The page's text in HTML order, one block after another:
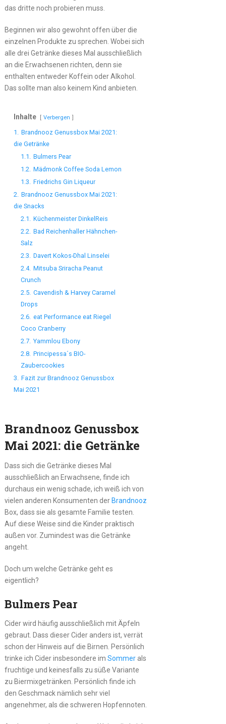
das dritte noch probieren muss.
Beginnen wir also gewohnt offen über die
einzelnen Produkte zu sprechen. Wobei sich
alle drei Getränke dieses Mal ausschließlich
an die Erwachsenen richten, denn sie
enthalten entweder Koffein oder Alkohol.
Das sollte man also keinem Kind anbieten.
Inhalte Verbergen
1.
Brandnooz Genussbox Mai 2021:
die Getränke
1.1.
Bulmers Pear
1.2. Mädmonk Coffee Soda Lemon
1.3. Friedrichs Gin Liqueur
2. Brandnooz Genussbox Mai 2021:
die Snacks
2.1.
Küchenmeister DinkelReis
2.2. Bad Reichenhaller Hähnchen-
Salz
2.3. Davert Kokos-Dhal Linselei
2.4. Mitsuba Sriracha Peanut
Crunch
2.5. Cavendish & Harvey Caramel
Drops
2.6. eat Performance eat Riegel
Coco Cranberry
2.7. Yammlou Ebony
2.8. Principessa´s BIO-
Zaubercookies
3. Fazit zur Brandnooz Genussbox
Mai 2021
Brandnooz Genussbox
Mai 2021: die Getränke
Dass sich die Getränke dieses Mal
ausschließlich an Erwachsene, finde ich
durchaus ein wenig schade, ich weiß ich von
vielen anderen Konsumenten derBrandnooz
Box, dass sie als gesamte Familie testen.
Auf diese Weise sind die Kinder praktisch
außen vor. Zumindest was die Getränke
angeht.
Doch um welche Getränke geht es
eigentlich?
Bulmers Pear
Cider wird häufig ausschließlich mit Äpfeln
gebraut. Dass dieser Cider anders ist, verrät
schon der Hinweis auf die Birnen. Persönlich
trinke ich Cider insbesondere im Sommerals
fruchtige und keinesfalls zu süße Variante
zu Biermixgetränken. Persönlich finde ich
den Geschmack nämlich sehr viel
angenehmer, als die schweren Hopfennoten.